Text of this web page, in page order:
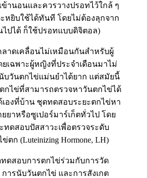
านอนและควรวางปรอทไว้ใกล้ ๆ
หยิบใช้ได้ทันที โดยไม่ต้องลุกจาก
ปได้ ก็ใช้ปรอทแบบดิจิตอล)
าดเคลื่อนไม่เหมือนกันสำหรับผู้
เฉพาะผู้หญิงที่ประจำเดือนมาไม่
บวันตกไข่แม่นยำได้ยาก แต่สมัยนี้
กไข่ที่สามารถตรวจหาวันตกไข่ได้
องที่บ้าน ชุดทดสอบระยะตกไข่หา
ยาหรือซูเปอร์มาร์เก็ตทั่วไป โดย
ดสอบปัสสาวะเพื่อตรวจระดับ
ตก (Luteinizing Hormone, LH)
ดสอบการตกไข่ร่วมกับการวัด
ารนับวันตกไข่ และการสังเกต